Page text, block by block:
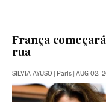
França
rua
SILVIA AYUSO Paris AUG 02,